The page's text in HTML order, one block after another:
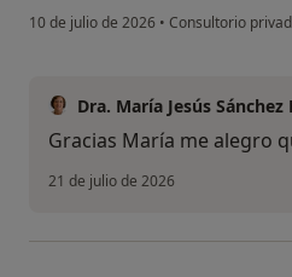
10 de julio de 2026 • Consultorio
Dra. María Jesús
Gracias María me alegro
21 de julio de 2026